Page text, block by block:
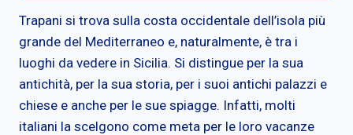
Trapani si trova sulla costa occidentale dell’isola più
grande del Mediterraneo e, naturalmente, è tra i
luoghi da vedere in Sicilia. Si distingue per la sua
antichità, per la sua storia, per i suoi antichi palazzi e
chiese e anche per le sue spiagge. Infatti, molti
italiani la scelgono come meta per le loro vacanze